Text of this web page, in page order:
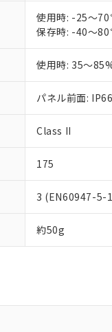
使用時: -25～
保存時: -40～
使用時: 35～
パネル前面:
Class II
175
3 (EN60947-5-
約50g
また、
混在するこ
既に当社に
り割愛してお